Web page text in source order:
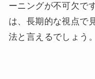
ーニングが不可欠で
は、長期的な視点で
法と言えるでしょう。